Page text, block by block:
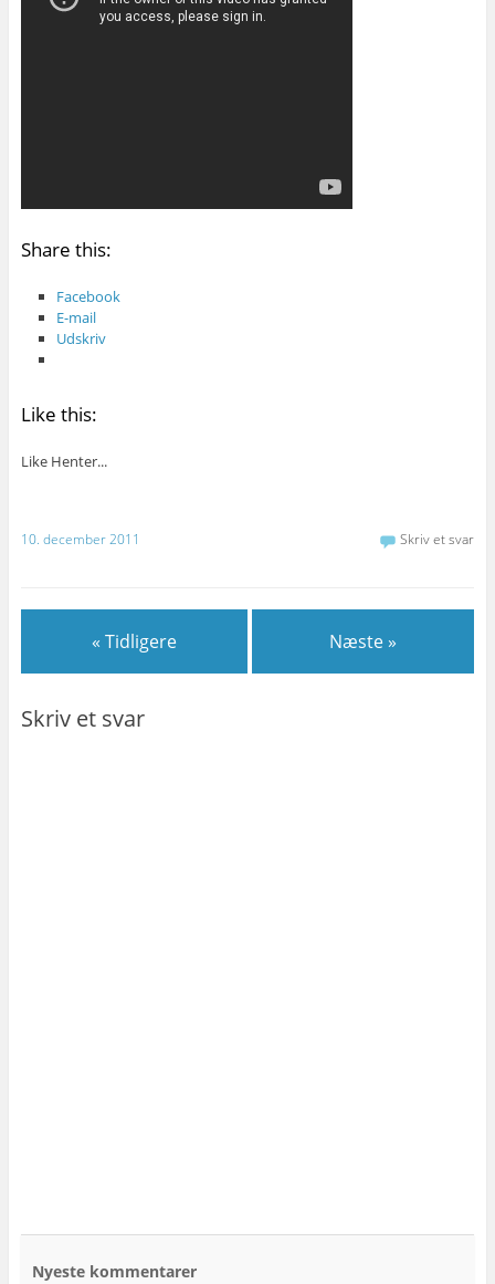
Share this:
Facebook
E-mail
Udskriv
Like this:
Like Henter...
10. december 2011 Skriv et svar
« Tidligere Næste »
Skriv et svar
Nyeste kommentarer